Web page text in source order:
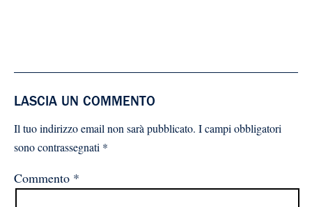
LASCIA UN COMMENTO
Il tuo indirizzo email non sarà pubblicato. I campi obbligatori
sono contrassegnati *
Commento *